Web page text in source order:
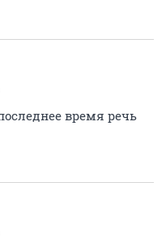
время речь